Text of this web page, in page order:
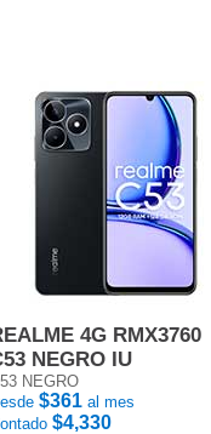
4G RMX3760
NEGRO IU
NEGRO
$361 al mes
$4,330